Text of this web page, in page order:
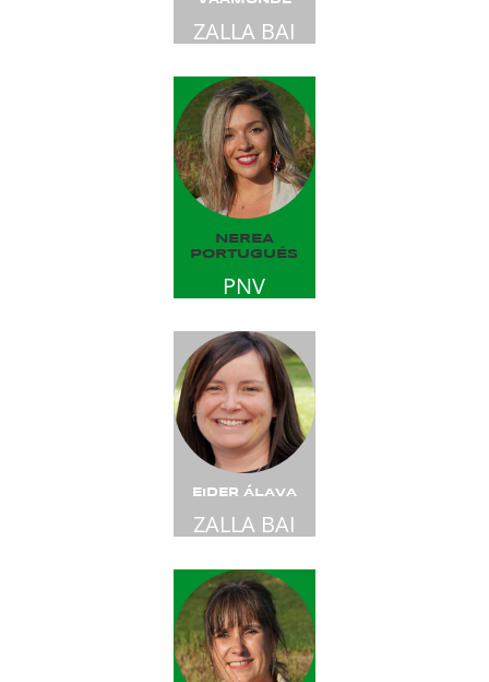
ZALLA BAI
NEREA
PORTUGUÉS
PNV
EIDER ÁLAVA
ZALLA BAI